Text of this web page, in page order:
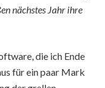
nächstes Jahr ihre
die ich Ende
für ein paar Mark